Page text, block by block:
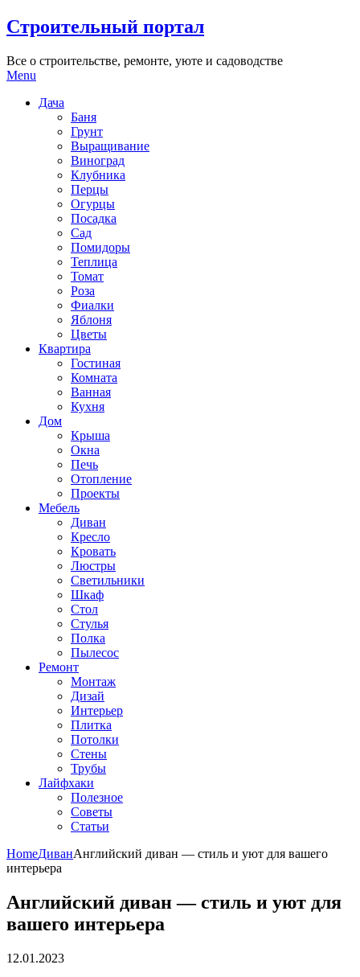
Skip
to
Строительный портал
Все о строительстве, ремонте, уюте и садоводстве
Menu
Дача
Баня
Грунт
Выращивание
Виноград
Клубника
Перцы
Огурцы
Посадка
Сад
Помидоры
Теплица
Томат
Роза
Фиалки
Яблоня
Цветы
Квартира
Гостиная
Комната
Ванная
Кухня
Дом
Крыша
Окна
Печь
Отопление
Проекты
Мебель
Диван
Кресло
Кровать
Люстры
Светильники
Шкаф
Стол
Стулья
Полка
Пылесос
Ремонт
Монтаж
Дизай
Интерьер
Плитка
Потолки
Стены
Трубы
Лайфхаки
Полезное
Советы
Статьи
HomeДиванАнглийский диван — стиль и уют для вашего
интерьера
Английский диван — стиль и уют для
вашего интерьера
12.01.2023